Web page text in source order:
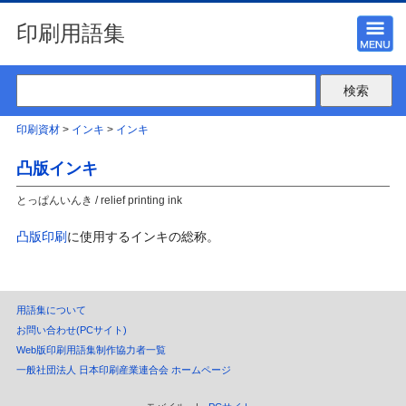
印刷用語集
印刷資材> インキ > インキ
凸版インキ
とっぱんいんき / relief printing ink
凸版印刷 に使用するインキの総称。
用語集について
お問い合わせ(PCサイト)
Web版印刷用語集制作協力者一覧
一般社団法人 日本印刷産業連合会 ホームページ